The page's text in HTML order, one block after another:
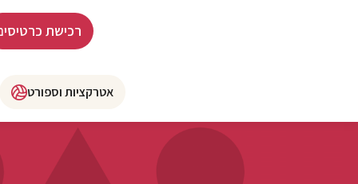
רכישת
אטרקציות וספורט